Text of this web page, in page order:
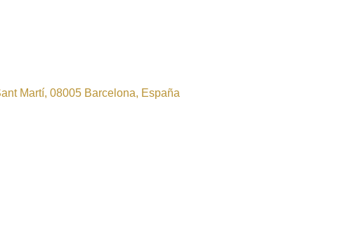
Martí, 08005 Barcelona, España